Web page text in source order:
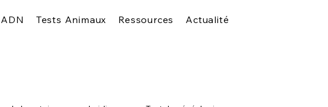
Tests Animaux Ressources Actualité